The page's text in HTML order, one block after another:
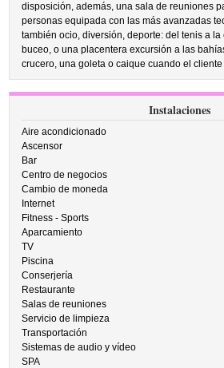
disposición, además, una sala de reuniones
personas equipada con las más avanzadas
también ocio, diversión, deporte: del tenis a la
buceo, o una placentera excursión a las
crucero, una goleta o caique cuando el
Instalaciones
Aire acondicionado
Ascensor
Bar
Centro de negocios
Cambio de moneda
Internet
Fitness - Sports
Aparcamiento
TV
Piscina
Conserjería
Restaurante
Salas de reuniones
Servicio de limpieza
Transportación
Sistemas de audio y vídeo
SPA